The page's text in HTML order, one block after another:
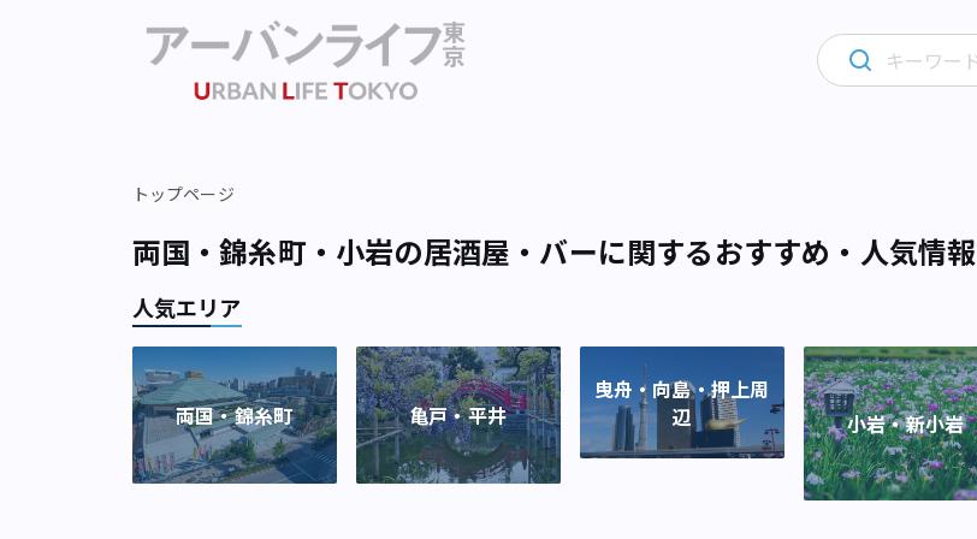
トップページ
両国・錦糸町・小岩の居酒屋・バーに関するおすすめ・人気情報
人気エリア
両国・錦糸町 亀戸・平井
曳舟・向島・押上周
辺
小岩・新小岩